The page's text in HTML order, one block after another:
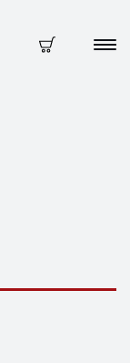
Panier